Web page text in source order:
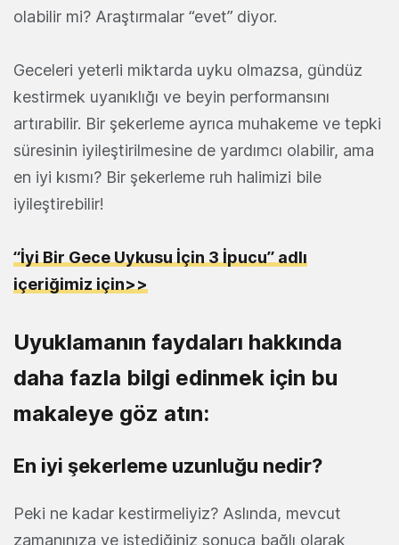
olabilir mi? Araştırmalar “evet” diyor.
Geceleri yeterli miktarda uyku olmazsa, gündüz
kestirmek uyanıklığı ve beyin performansını
artırabilir. Bir şekerleme ayrıca muhakeme ve tepki
süresinin iyileştirilmesine de yardımcı olabilir, ama
en iyi kısmı? Bir şekerleme ruh halimizi bile
iyileştirebilir!
“İyi Bir Gece Uykusu İçin 3 İpucu” adlı
içeriğimiz için>>
Uyuklamanın faydaları hakkında
daha fazla bilgi edinmek için bu
makaleye göz atın:
En iyi şekerleme uzunluğu nedir?
Peki ne kadar kestirmeliyiz? Aslında, mevcut
zamanınıza ve istediğiniz sonuca bağlı olarak